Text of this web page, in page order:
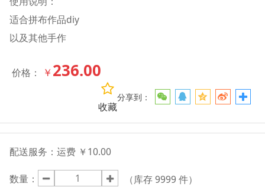
适合拼布作品diy
以及其他手作
价格： ￥ 236.00
分享到：
收藏
配送服务： 运费 ￥10.00
数量： （库存9999 件）